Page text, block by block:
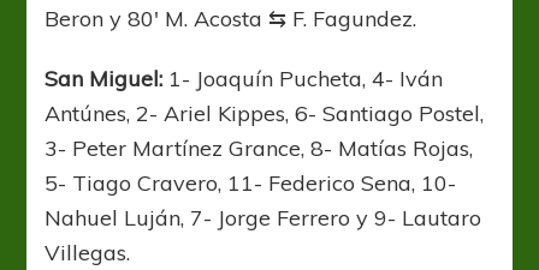
Beron y 80′ M. Acosta ⇆ F. Fagundez.
San Miguel: 1- Joaquín Pucheta, 4- Iván
Antúnes, 2- Ariel Kippes, 6- Santiago Postel,
3- Peter Martínez Grance, 8- Matías Rojas,
5- Tiago Cravero, 11- Federico Sena, 10-
Nahuel Luján, 7- Jorge Ferrero y 9- Lautaro
Villegas.